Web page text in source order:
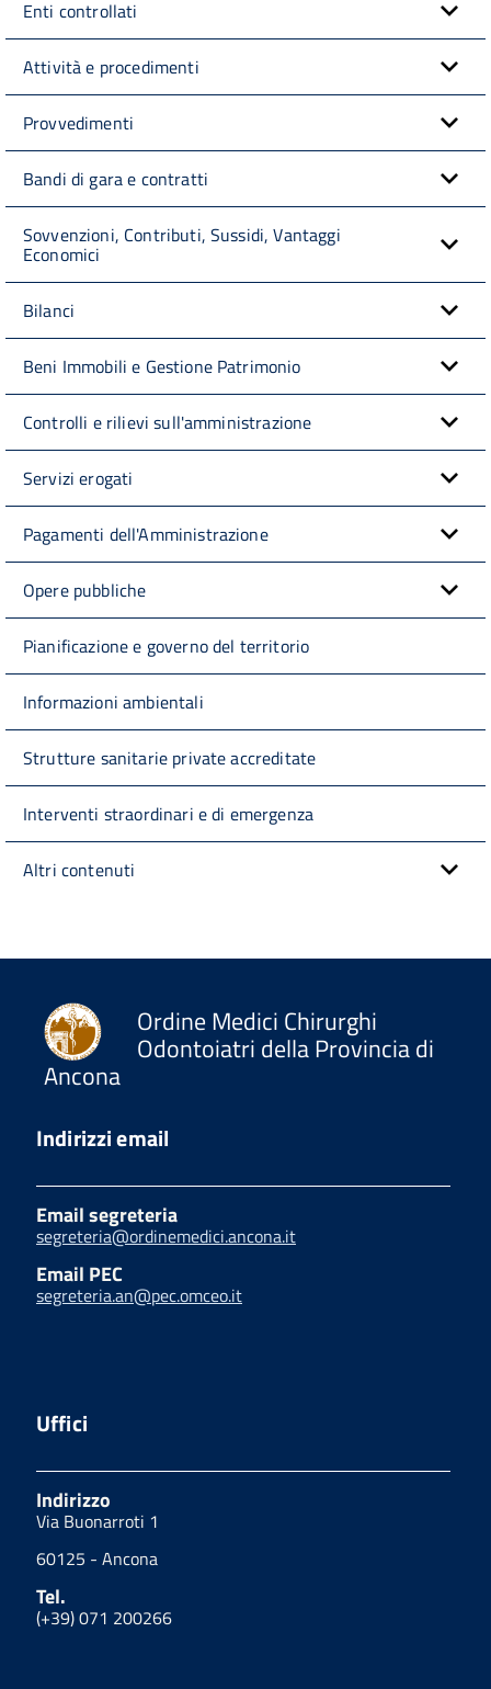
Enti controllati
Attività e procedimenti
Provvedimenti
Bandi di gara e contratti
Sovvenzioni, Contributi, Sussidi, Vantaggi
Economici
Bilanci
Beni Immobili e Gestione Patrimonio
Controlli e rilievi sull'amministrazione
Servizi erogati
Pagamenti dell'Amministrazione
Opere pubbliche
Pianificazione e governo del territorio
Informazioni ambientali
Strutture sanitarie private accreditate
Interventi straordinari e di emergenza
Altri contenuti
Ordine Medici Chirurghi
Odontoiatri della Provincia di
Ancona
Indirizzi email
Email segreteria
segreteria@ordinemedici.ancona.it
Email PEC
segreteria.an@pec.omceo.it
Uffici
Indirizzo
Via Buonarroti 1
60125 - Ancona
Tel.
(+39) 071 200266